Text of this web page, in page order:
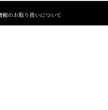
報のお取り扱いについて